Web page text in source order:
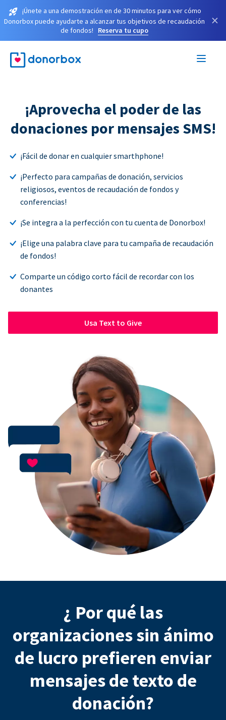
¡Únete a una demostración en de 30 minutos para ver cómo
Donorbox puede ayudarte a alcanzar tus objetivos de recaudación
de fondos!
Reserva tu cupo
×
¡Aprovecha el poder de las
donaciones por mensajes SMS!
¡Fácil de donar en cualquier smarthphone!
¡Perfecto para campañas de donación, servicios
religiosos, eventos de recaudación de fondos y
conferencias!
¡Se integra a la perfección con tu cuenta de Donorbox!
¡Elige una palabra clave para tu campaña de recaudación
de fondos!
Comparte un código corto fácil de recordar con los
donantes
Usa Text to Give
¿ Por qué las
organizaciones sin ánimo
de lucro prefieren enviar
mensajes de texto de
donación?